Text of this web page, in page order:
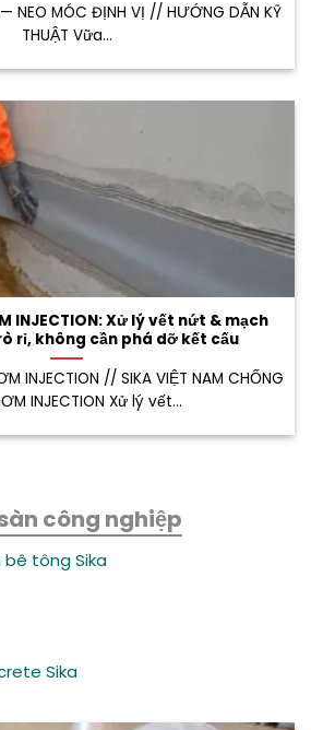
NEO MÓC ĐỊNH VỊ // HƯỚNG DẪN KỸ
THUẬT Vữa...
INJECTION: Xử lý vết nứt & mạch
rỉ, không cần phá dỡ kết cấu
INJECTION // SIKA VIỆT NAM CHỐNG
INJECTION Xử lý vết...
công nghiệp
tông Sika
Sika